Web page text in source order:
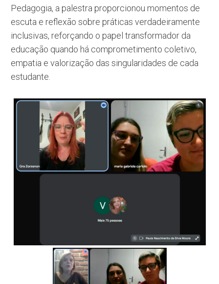
Pedagogia, a palestra proporcionou momentos de
escuta e reflexão sobre práticas verdadeiramente
inclusivas, reforçando o papel transformador da
educação quando há comprometimento coletivo,
empatia e valorização das singularidades de cada
estudante.